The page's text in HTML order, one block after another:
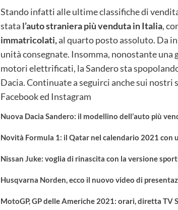
Stando infatti alle ultime classifiche di
stata l’auto straniera più venduta in Italia,
immatricolati,al quarto posto assoluto. Da
unità consegnate. Insomma, nonostante una
motori elettrificati, la Sandero sta
Dacia. Continuate a seguirci anche sui nostri
Facebook ed Instagram
Nuova Dacia Sandero: il modellino dell’auto più
Novità Formula 1: il Qatar nel calendario 2021 con
Nissan Juke: voglia di rinascita con la versione
Husqvarna Norden, ecco il nuovo video di
MotoGP, GP delle Americhe 2021: orari, diretta TV